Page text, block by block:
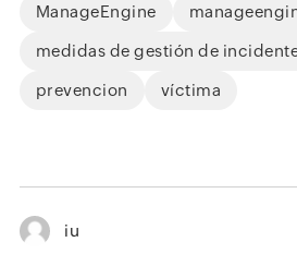
ManageEngine
medidas de gestión de
prevencion víctima
iu